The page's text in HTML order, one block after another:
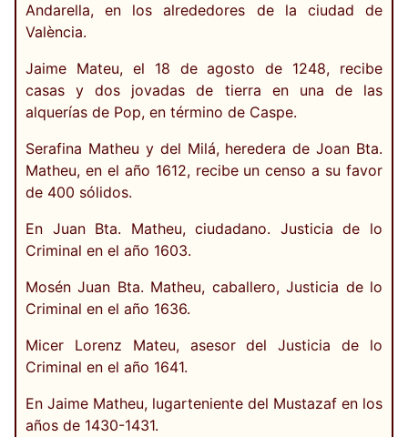
Andarella, en los alrededores de la ciudad de
València.
Jaime Mateu, el 18 de agosto de 1248, recibe
casas y dos jovadas de tierra en una de las
alquerías de Pop, en término de Caspe.
Serafina Matheu y del Milá, heredera de Joan Bta.
Matheu, en el año 1612, recibe un censo a su favor
de 400 sólidos.
En Juan Bta. Matheu, ciudadano. Justicia de lo
Criminal en el año 1603.
Mosén Juan Bta. Matheu, caballero, Justicia de lo
Criminal en el año 1636.
Micer Lorenz Mateu, asesor del Justicia de lo
Criminal en el año 1641.
En Jaime Matheu, lugarteniente del Mustazaf en los
años de 1430-1431.